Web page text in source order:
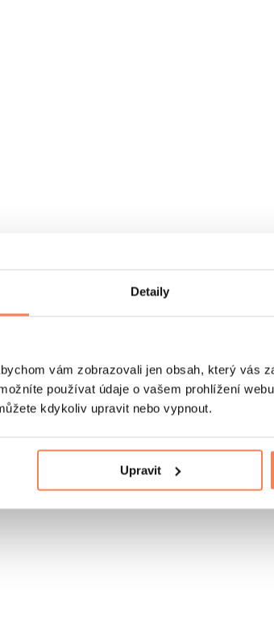
Detaily
vám zobrazovali jen obsah, který vás
používat údaje o vašem prohlížení
kdykoliv upravit nebo vypnout.
Upravit